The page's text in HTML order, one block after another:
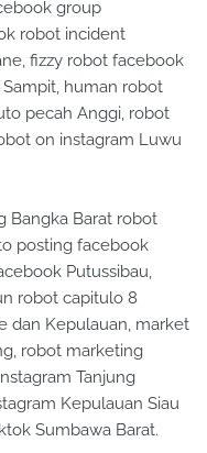
group
robot incident
fizzy robot facebook
human robot
pecah Anggi, robot
on instagram Luwu
Bangka Barat robot
posting facebook
Putussibau,
robot capitulo 8
dan Kepulauan, market
robot marketing
Tanjung
Kepulauan Siau
Sumbawa Barat.